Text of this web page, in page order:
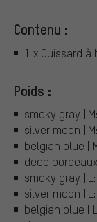
Contenu :
1 x Cuissard
Poids :
smoky gray |
silver moon |
belgian blue |
deep
smoky gray |
silver moon |
belgian blue |